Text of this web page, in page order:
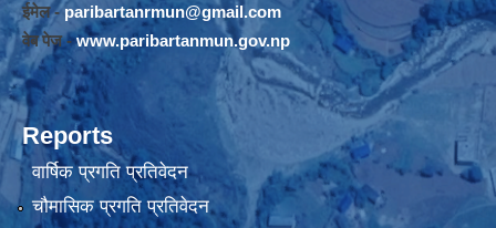
ईमेल -paribartanrmun@gmail.com
वेब पेज -www.paribartanmun.gov.np
Reports
वार्षिक प्रगति प्रतिवेदन
चौमासिक प्रगति प्रतिवेदन